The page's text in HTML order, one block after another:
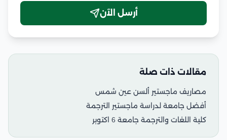
أرسل الآن
مقالات ذات صلة
مصاريف ماجستير ألسن عين شمس
أفضل جامعة لدراسة ماجستير الترجمة
كلية اللغات والترجمة جامعة 6 اكتوبر